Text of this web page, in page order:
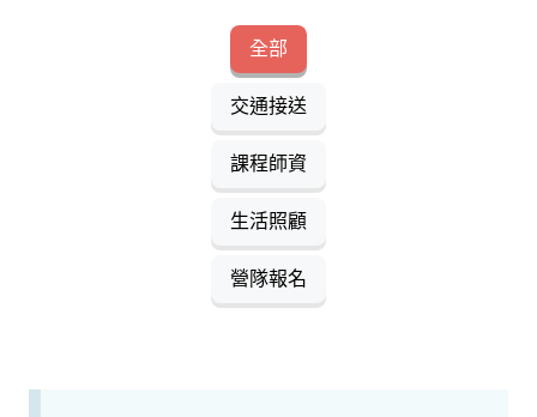
全部
交通接送
課程師資
生活照顧
營隊報名